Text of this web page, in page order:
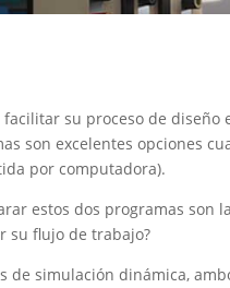
su proceso de diseño
son excelentes opciones
por computadora).
estos dos programas son
su flujo de trabajo?
de simulación dinámica,